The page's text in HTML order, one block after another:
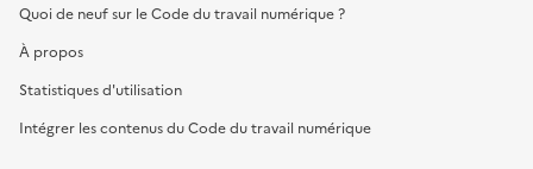
Quoi de neuf sur le Code du travail numérique ?
À propos
Statistiques d'utilisation
Intégrer les contenus du Code du travail numérique